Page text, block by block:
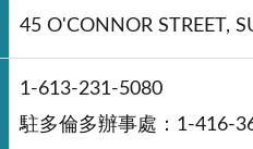
45 O'CONNOR STREET,
1-613-231-5080
駐多倫多辦事處：1-416-